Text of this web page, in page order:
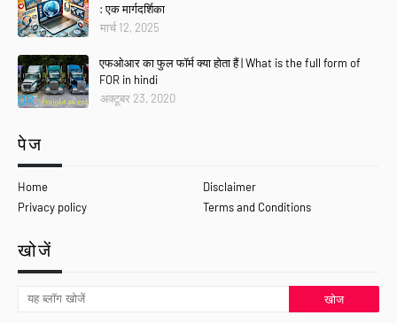
: एक मार्गदर्शिका
मार्च 12, 2025
एफओआर का फुल फॉर्म क्या होता हैं | What is the full form of
FOR in hindi
अक्टूबर 23, 2020
पेज
Home
Disclaimer
Privacy policy
Terms and Conditions
खोजें